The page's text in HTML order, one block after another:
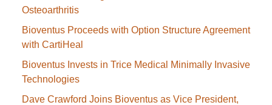
Osteoarthritis
Bioventus Proceeds with Option Structure Agreement
with CartiHeal
Bioventus Invests in Trice Medical Minimally Invasive
Technologies
Dave Crawford Joins Bioventus as Vice President,